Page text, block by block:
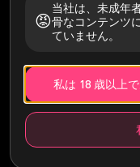
😡
当社は、未成年
骨なコンテンツ
ていません。
私は 18 歳以上
全て 色白の肌